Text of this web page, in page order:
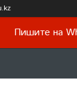
Пишите на